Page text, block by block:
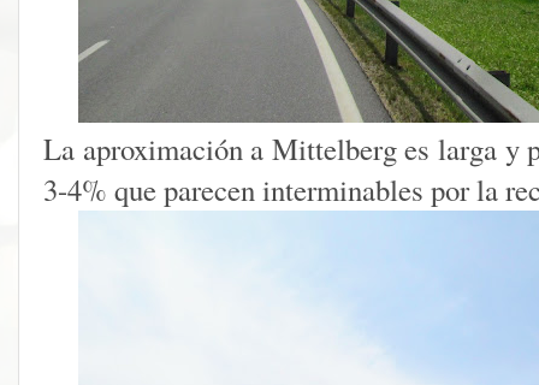
La aproximación a Mittelberg es larga y
3-4% que parecen interminables por la